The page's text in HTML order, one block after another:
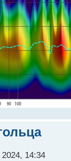
14:34